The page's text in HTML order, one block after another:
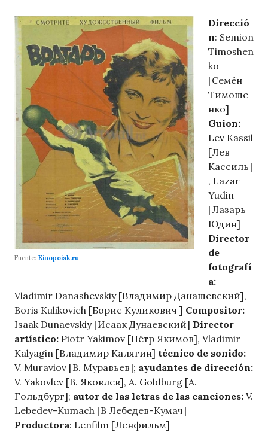
Fuente: Kinopoisk.ru
Direcció
n: Semion
Timoshen
ko
[Семён
Тимоше
нко]
Guion:
Lev Kassil
[Лев
Кассиль]
, Lazar
Yudin
[Лазарь
Юдин]
Director
de
fotografí
a:
Vladimir Danashevskiy [Владимир Данашевский],
Boris Kulikovich [Борис Куликович ] Compositor:
Isaak Dunaevskiy [Исаак Дунаевский] Director
artístico: Piotr Yakimov [Пётр Якимов], Vladimir
Kalyagin [Владимир Калягин] técnico de sonido:
V. Muraviov [В. Муравьев]; ayudantes de dirección:
V. Yakovlev [В. Яковлев], A. Goldburg [А.
Гольдбург]; autor de las letras de las canciones: V.
Lebedev-Kumach [В Лебедев-Кумач]
Productora: Lenfilm [Ленфильм]